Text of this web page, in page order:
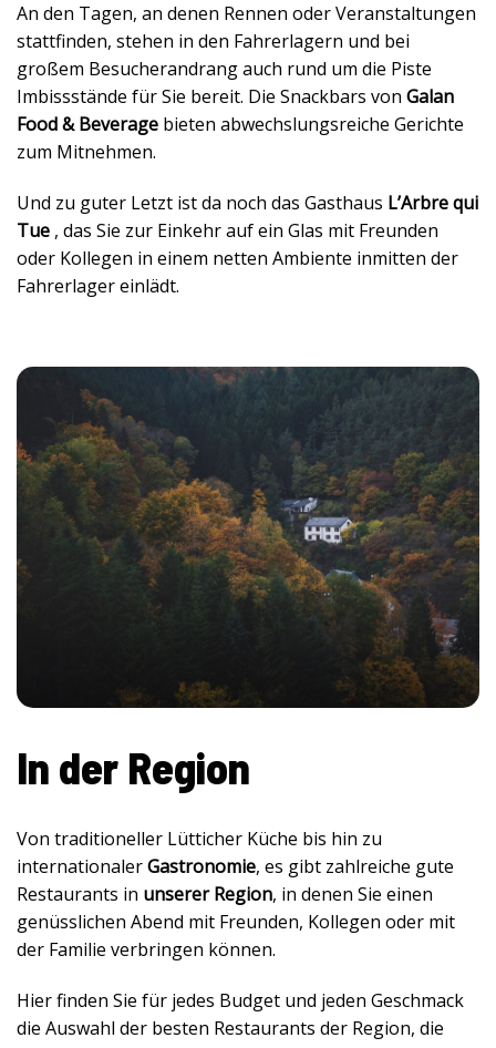
An den Tagen, an denen Rennen oder Veranstaltungen
stattfinden, stehen in den Fahrerlagern und bei
großem Besucherandrang auch rund um die Piste
Imbissstände für Sie bereit. Die Snackbars von Galan
Food & Beverage bieten abwechslungsreiche Gerichte
zum Mitnehmen.
Und zu guter Letzt ist da noch das Gasthaus L’Arbre qui
Tue , das Sie zur Einkehr auf ein Glas mit Freunden
oder Kollegen in einem netten Ambiente inmitten der
Fahrerlager einlädt.
In der Region
Von traditioneller Lütticher Küche bis hin zu
internationalerGastronomie, es gibt zahlreiche gute
Restaurants in unserer Region, in denen Sie einen
genüsslichen Abend mit Freunden, Kollegen oder mit
der Familie verbringen können.
Hier finden Sie für jedes Budget und jeden Geschmack
die Auswahl der besten Restaurants der Region, die